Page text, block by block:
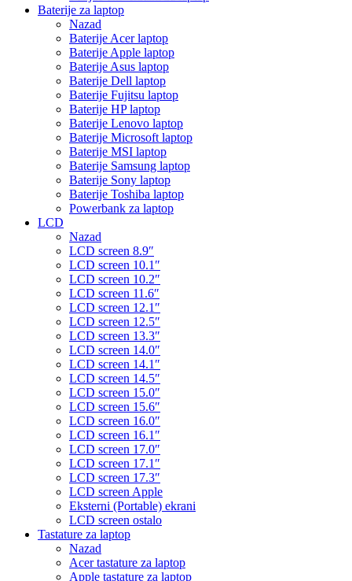
Baterije za laptop
Nazad
Baterije Acer laptop
Baterije Apple laptop
Baterije Asus laptop
Baterije Dell laptop
Baterije Fujitsu laptop
Baterije HP laptop
Baterije Lenovo laptop
Baterije Microsoft laptop
Baterije MSI laptop
Baterije Samsung laptop
Baterije Sony laptop
Baterije Toshiba laptop
Powerbank za laptop
LCD
Nazad
LCD screen 8.9″
LCD screen 10.1″
LCD screen 10.2″
LCD screen 11.6″
LCD screen 12.1″
LCD screen 12.5″
LCD screen 13.3″
LCD screen 14.0″
LCD screen 14.1″
LCD screen 14.5″
LCD screen 15.0″
LCD screen 15.6″
LCD screen 16.0″
LCD screen 16.1″
LCD screen 17.0″
LCD screen 17.1″
LCD screen 17.3″
LCD screen Apple
Eksterni (Portable) ekrani
LCD screen ostalo
Tastature za laptop
Nazad
Acer tastature za laptop
Apple tastature za laptop